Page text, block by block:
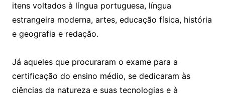
itens voltados à língua portuguesa, língua
estrangeira moderna, artes, educação física, história
e geografia e redação.
Já aqueles que procuraram o exame para a
certificação do ensino médio, se dedicaram às
ciências da natureza e suas tecnologias e à